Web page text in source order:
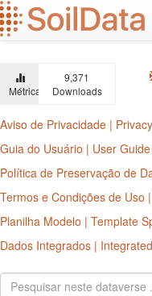
Ir
para
o
principal
Métricas
9,371
Downloads
Aviso de Privacidade |
Guia do Usuário | User Guide
Política de Preservação de
Termos e Condições de Uso
Planilha Modelo | Template
Dados Integrados |